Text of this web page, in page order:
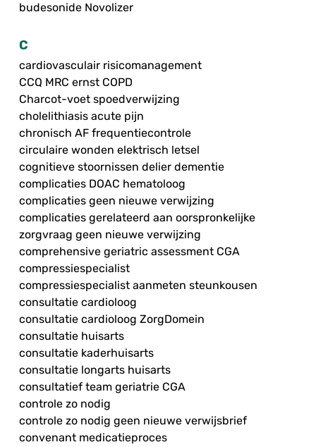
budesonide Novolizer
C
cardiovasculair risicomanagement
CCQ MRC ernst COPD
Charcot-voet spoedverwijzing
cholelithiasis acute pijn
chronisch AF frequentiecontrole
circulaire wonden elektrisch letsel
cognitieve stoornissen delier dementie
complicaties DOAC hematoloog
complicaties geen nieuwe verwijzing
complicaties gerelateerd aan oorspronkelijke
zorgvraag geen nieuwe verwijzing
comprehensive geriatric assessment CGA
compressiespecialist
compressiespecialist aanmeten steunkousen
consultatie cardioloog
consultatie cardioloog ZorgDomein
consultatie huisarts
consultatie kaderhuisarts
consultatie longarts huisarts
consultatief team geriatrie CGA
controle zo nodig
controle zo nodig geen nieuwe verwijsbrief
convenant medicatieproces